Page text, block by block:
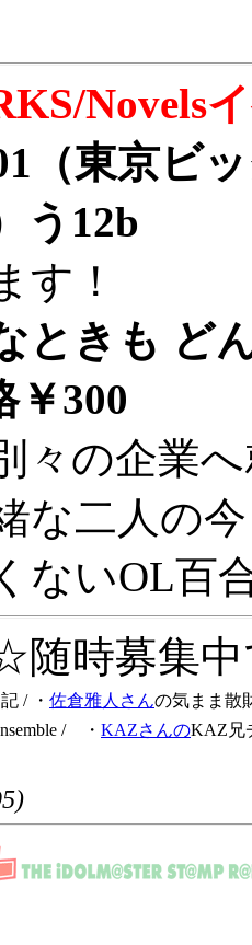
Novels
（東京ビ
う12b
す！
ときも ど
￥300
々の企業
な二人の
ないOL百
随時募集
/ ・ 佐倉雅人さんの気まま散
/ ・ KAZさんのKAZ兄